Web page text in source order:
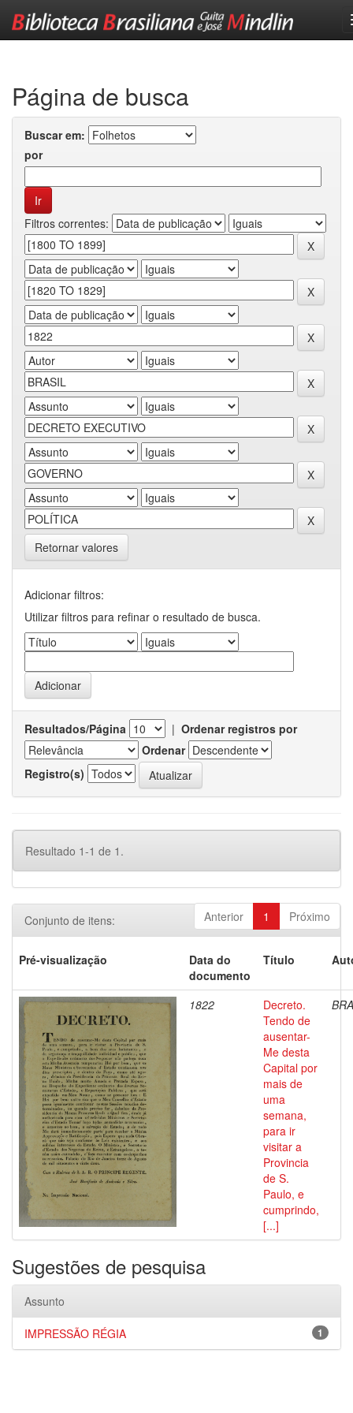
Página de busca
Buscar em:
por
Filtros correntes:
Retornar valores
Adicionar filtros:
Utilizar filtros para refinar o resultado de busca.
Resultados/Página | Ordenar registros por
Ordenar
Registro(s)
Resultado 1-1 de 1.
Anterior 1 Próximo
Conjunto de itens:
Pré-visualização
Data do
documento
Título
1822
Decreto.
Tendo de
ausentar-
Me desta
Capital por
mais de
uma
semana,
para ir
visitar a
Provincia
de S.
Paulo, e
cumprindo,
[...]
Sugestões de pesquisa
Assunto
1
IMPRESSÃO RÉGIA